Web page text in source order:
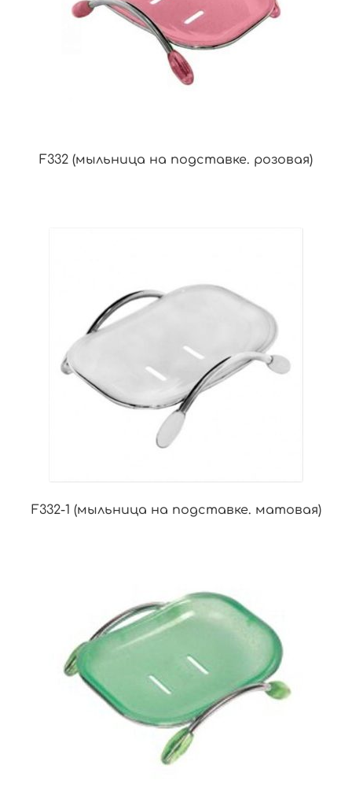
F332 (мыльница на подставке. розовая)
F332-1 (мыльница на подставке. матовая)